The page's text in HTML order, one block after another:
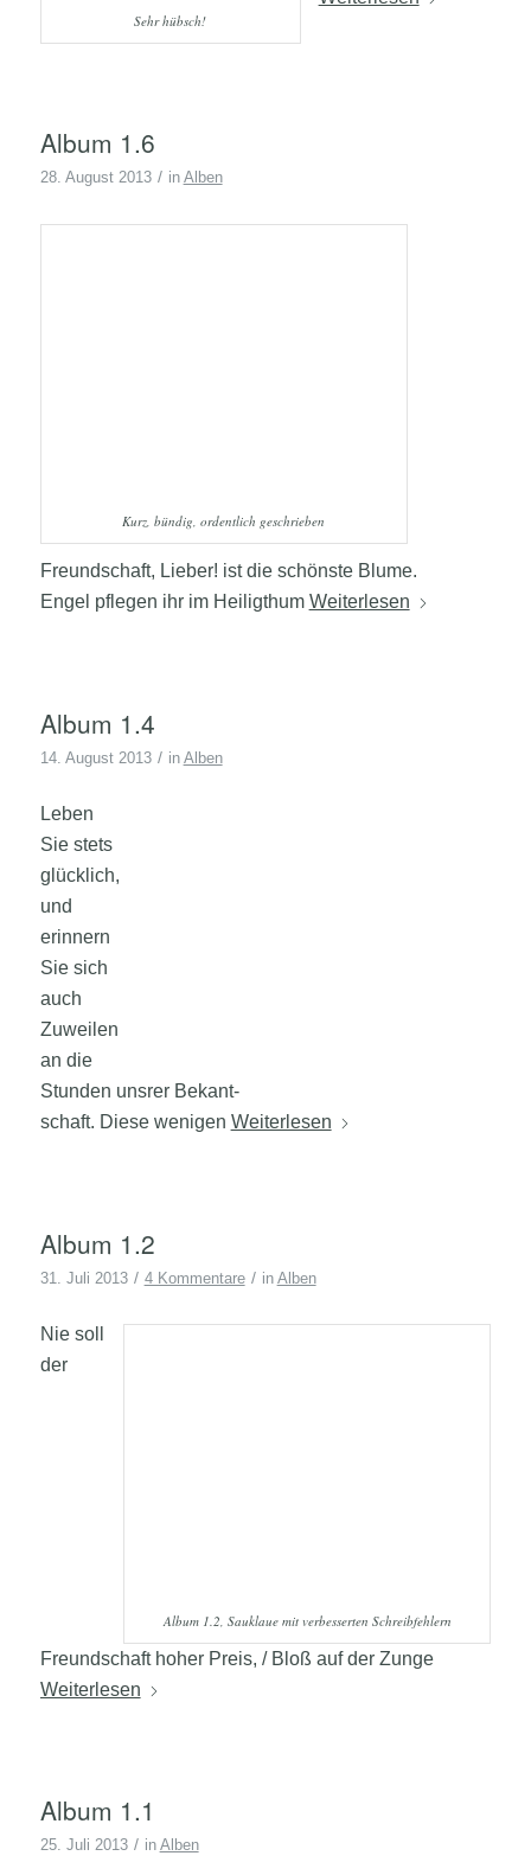
Sehr hübsch!
Album 1.6
28. August 2013 / in Alben
Kurz, bündig, ordentlich geschrieben
Freundschaft, Lieber! ist die schönste Blume.
Engel pflegen ihr im Heiligthum Weiterlesen
Album 1.4
14. August 2013 / in Alben
Leben
Sie stets
glücklich,
und
erinnern
Sie sich
auch
Zuweilen
an die
Stunden unsrer Bekant-
schaft. Diese wenigen Weiterlesen
Album 1.2
31. Juli 2013 / 4 Kommentare / in Alben
Album 1.2, Sauklaue mit verbesserten Schreibfehlern
Nie soll
der
Freundschaft hoher Preis, / Bloß auf der Zunge
Weiterlesen
Album 1.1
25. Juli 2013 / in Alben